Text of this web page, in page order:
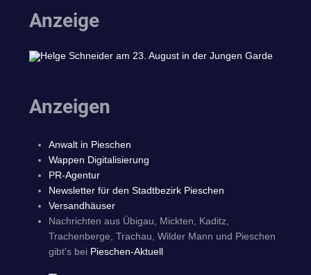
Anzeige
Anzeigen
Anwalt in Pieschen
Wappen Digitalisierung
PR-Agentur
Newsletter für den Stadtbezirk Pieschen
Versandhäuser
Nachrichten aus Übigau, Mickten, Kaditz,
Trachenberge, Trachau, Wilder Mann und Pieschen
gibt's bei Pieschen-Aktuell